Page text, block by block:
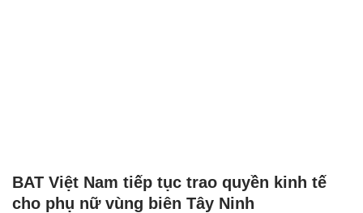
BAT Việt Nam tiếp tục trao quyền kinh tế
cho phụ nữ vùng biên Tây Ninh